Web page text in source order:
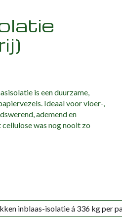
is een duurzame,
Ideaal voor vloer-,
ademend en
was nog nooit zo
is